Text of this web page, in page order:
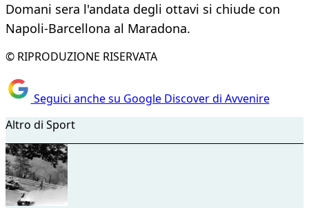
Domani sera l'andata degli ottavi si chiude con
Napoli-Barcellona al Maradona.
© RIPRODUZIONE RISERVATA
Seguici anche su Google Discover di Avvenire
Altro di Sport